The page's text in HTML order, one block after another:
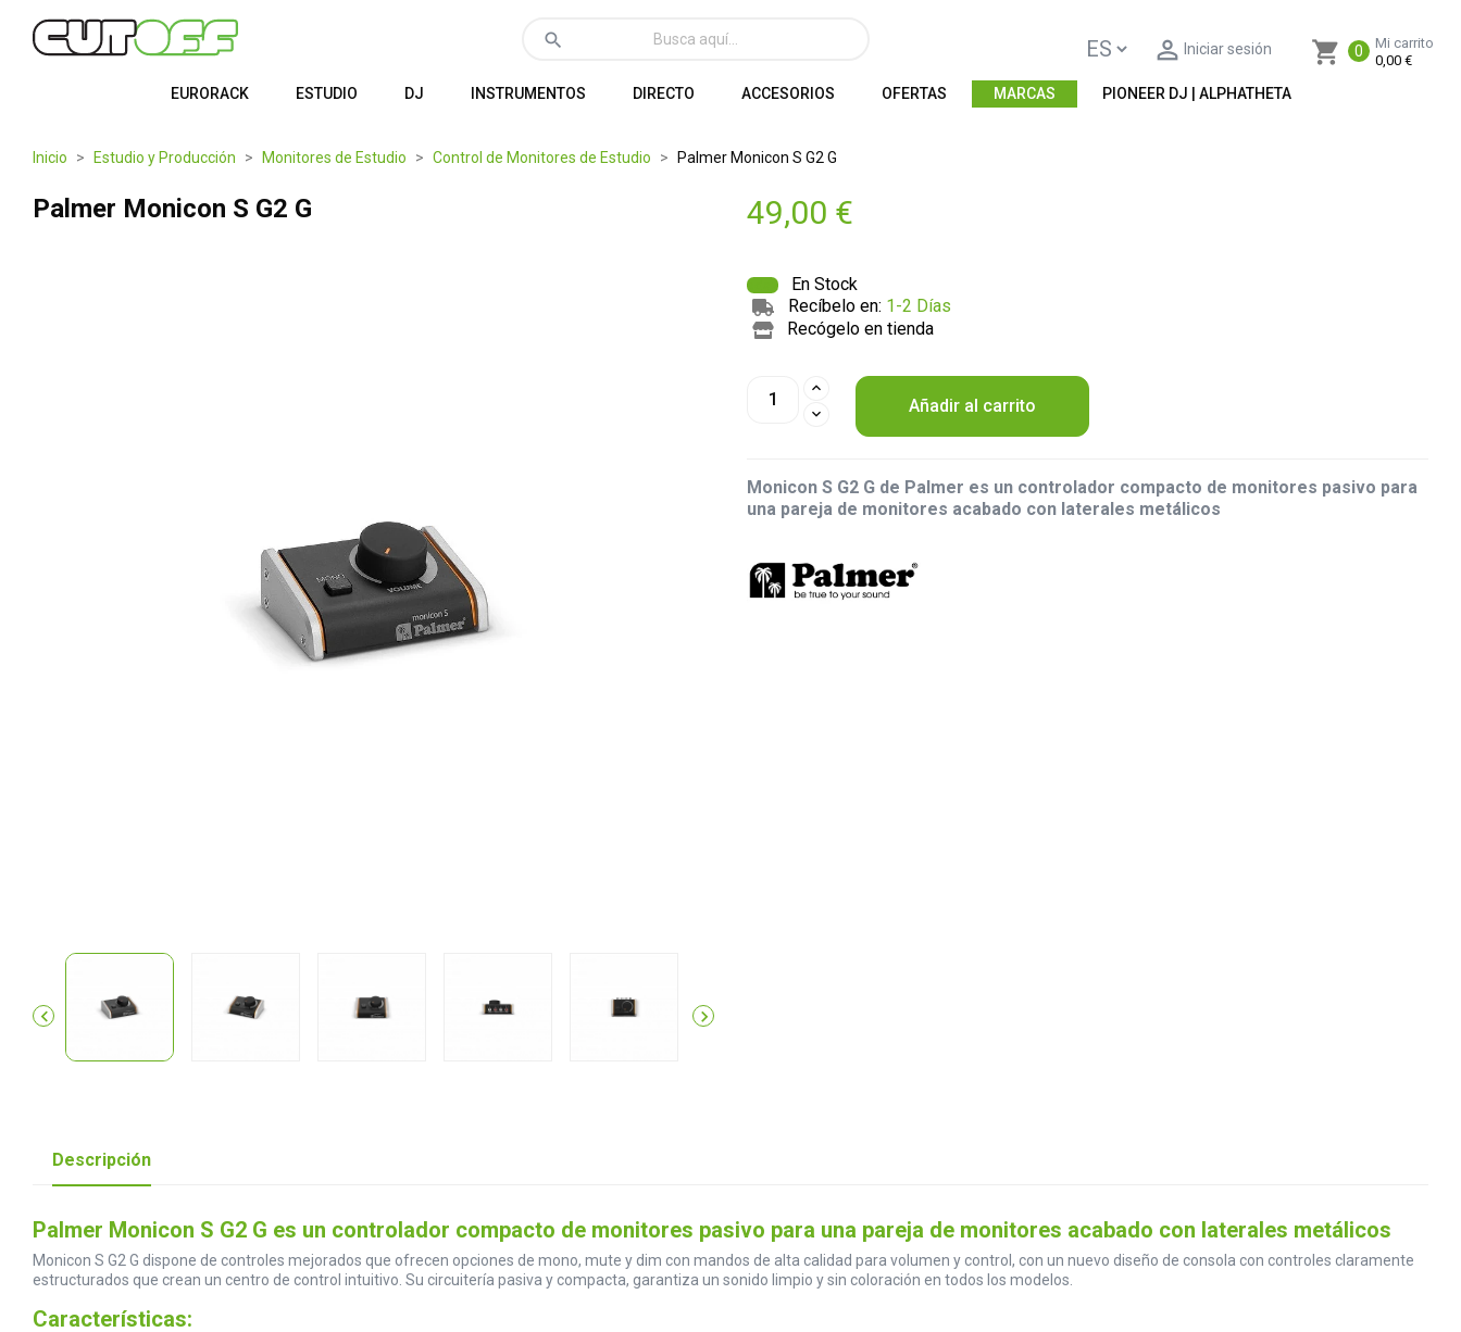
shopping_cart 0
Mi carrito
0,00 €
 Iniciar sesión
search
EURORACK ESTUDIO DJ INSTRUMENTOS DIRECTO ACCESORIOS OFERTAS MARCAS PIONEER DJ | ALPHATHETA
Inicio Estudio y Producción Monitores de Estudio Control de Monitores de Estudio Palmer Monicon S G2 G
Palmer Monicon S G2 G
 
49,00 €
En Stock
Recíbelo en: 1-2 Días
Recógelo en tienda
Añadir al carrito
Monicon S G2 G de Palmer es un controlador compacto de monitores pasivo para
una pareja de monitores acabado con laterales metálicos
Descripción
Palmer Monicon S G2 G es un controlador compacto de monitores pasivo para una pareja de monitores acabado con laterales metálicos
Monicon S G2 G dispone de controles mejorados que ofrecen opciones de mono, mute y dim con mandos de alta calidad para volumen y control, con un nuevo diseño de consola con controles claramente
estructurados que crean un centro de control intuitivo. Su circuitería pasiva y compacta, garantiza un sonido limpio y sin coloración en todos los modelos.
Características: